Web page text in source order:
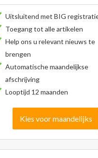
Uitsluitend met BIG
Toegang tot alle artikelen
Help ons u relevant nieuws te
brengen
Automatische maandelijkse
afschrijving
Looptijd 12 maanden
Kies voor maandelijks